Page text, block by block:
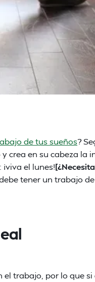
de tus sueños?
crea en su cabeza la
el lunes!
tener un trabajo
trabajo, por lo que